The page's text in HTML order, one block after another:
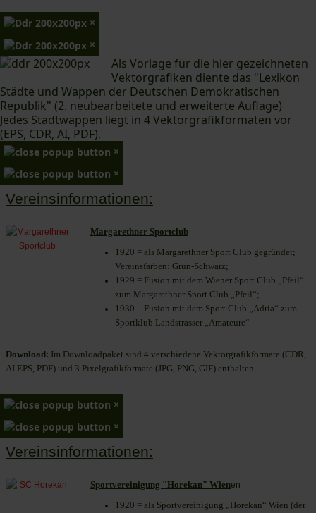
×
×
Als Vorlage für die hier gezeichneten
Vektorgrafiken diente das "Lexikon
Städte und Wappen der Deutschen Demokratischen
Republik" (2. neubearbeitete und erweiterte Auflage)
Jedes Stadtwappen liegt in 4 Vektorgrafikformaten vor
(EPS, CDR, AI, PDF).
×
×
Vereinsinformationen:
Margarethner Sportclub
1920 = als Margarethner Sport Club gegründet;
Vereinsfarben: Grün-Schwarz;
1929 = Fusion mit dem Wiener Sport Club „Pfeil“
zum Margarethner Sport Club „Pfeil“;
1930 = Fusion mit dem Sport Club „Adria“ zum
Sportklub Landstrasser „Amateure“
Download: Im Downloadpaket sind 4 verschiedene Vektorgrafikformate (CDR,
AI EPS, PDF) und 3 Pixelgrafikformate (JPG, PNG, GIF) enthalten.
×
×
Vereinsinformationen:
Sportvereinigung "Horekan" Wienen
1920 = als Sportvereinigung „Horekan“ Wien (der